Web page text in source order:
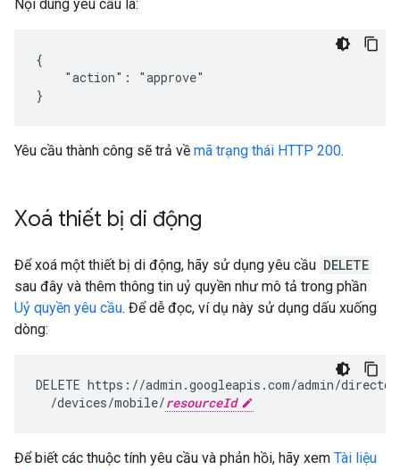
Nội dung yêu cầu là:
{
    "action": "approve"
}
Yêu cầu thành công sẽ trả về mã trạng thái HTTP 200.
Xoá thiết bị di động
Để xoá một thiết bị di động, hãy sử dụng yêu cầu DELETE
sau đây và thêm thông tin uỷ quyền như mô tả trong phần
Uỷ quyền yêu cầu. Để dễ đọc, ví dụ này sử dụng dấu xuống
dòng:
DELETE https://admin.googleapis.com/admin/
/devices/mobile/resourceId
Để biết các thuộc tính yêu cầu và phản hồi, hãy xem Tài liệu